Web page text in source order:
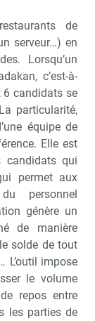
de
serveur…) en
Lorsqu’un
c’est-à-
6 candidats se
particularité,
équipe de
Elle est
candidats qui
permet aux
personnel
génère un
de manière
solde de tout
L’outil impose
le volume
repos entre
les parties de